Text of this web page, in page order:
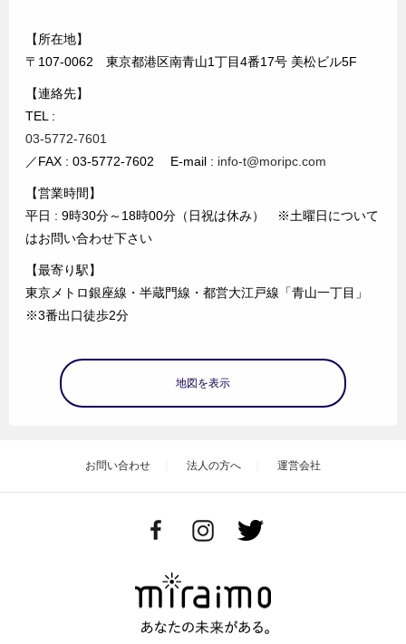
【所在地】
〒107-0062 東京都港区南青山1丁目4番17号 美松ビル5F
【連絡先】
TEL :
03-5772-7601
／FAX : 03-5772-7602 E-mail : info-t@moripc.com
【営業時間】
平日 : 9時30分～18時00分（日祝は休み） ※土曜日について
はお問い合わせ下さい
【最寄り駅】
東京メトロ銀座線・半蔵門線・都営大江戸線「青山一丁目」
※3番出口徒歩2分
地図を表示
お問い合わせ 法人の方へ 運営会社